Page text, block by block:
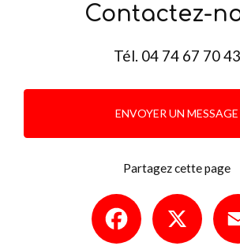
Contactez-
Tél. 04 74 67 70 43
ENVOYER UN MESSAGE
Partagez cette page
Facebook